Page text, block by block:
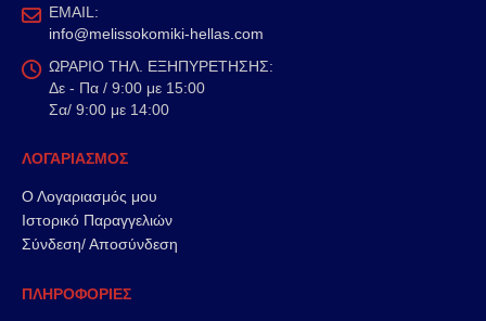
EMAIL:
info@melissokomiki-hellas.com
ΩΡΑΡΙΟ ΤΗΛ. ΕΞΗΠΥΡΕΤΗΣΗΣ:
Δε - Πα / 9:00 με 15:00
Σα/ 9:00 με 14:00
ΛΟΓΑΡΙΑΣΜΟΣ
Ο Λογαριασμός μου
Ιστορικό Παραγγελιών
Σύνδεση/ Αποσύνδεση
ΠΛΗΡΟΦΟΡΙΕΣ